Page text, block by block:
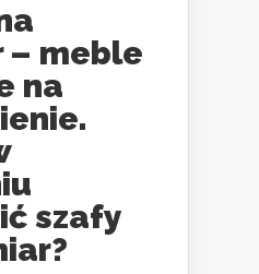
– meble
na
szafy